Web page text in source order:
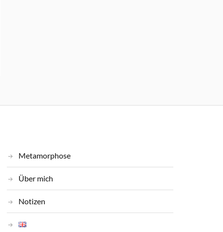
Metamorphose
Über mich
Notizen